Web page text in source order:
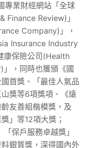
專業財經網站「全球
Finance Review)」
Company)」，
Insurance Industry
康保險公司(Health
，同時也獲頒《國
首獎、「最佳人氣品
獎等6項獎項、《遠
友善組楷模獎，及
」等12項大獎；
保戶服務卓越獎」
銀質獎，深得國內外